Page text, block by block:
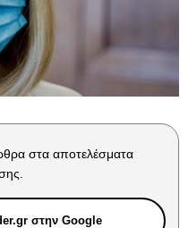
στα αποτελέσματα
στην Google